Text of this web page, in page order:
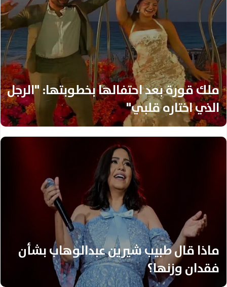
ملك قورة بعد احتفالها بخطوبتها: "الرجل
الذي اختاره قلبي"
ماذا قال طبيب شيرين عبدالوهاب بشأن
فقدان وزنها؟